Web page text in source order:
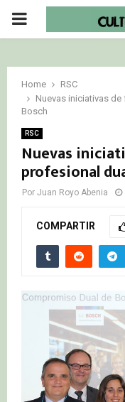
PRIMARY
Home
RSC
Nuevas iniciativas
Bosch
RSC
Nuevas
profesional
Por Juan Royo Abenia
COMPARTIR